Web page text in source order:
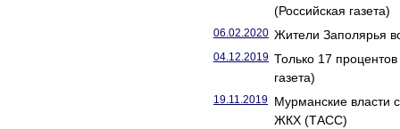
(Российская газета)
06.02.2020 Жители Заполярья
04.12.2019 Только 17
газета)
19.11.2019 Мурманские власти
ЖКХ (ТАСС)